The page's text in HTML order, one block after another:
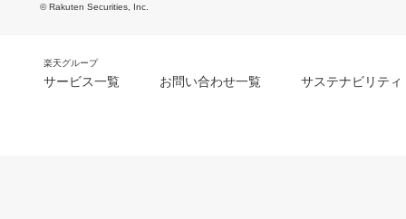
© Rakuten Securities, Inc.
楽天グループ
サービス一覧 お問い合わせ一覧 サステナビリティ